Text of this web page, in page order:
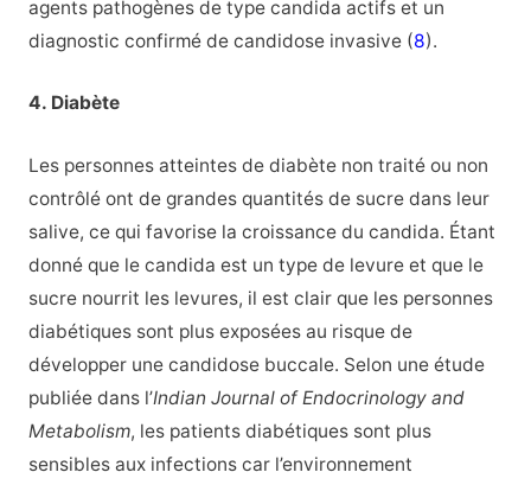
agents pathogènes de type candida actifs et un
diagnostic confirmé de candidose invasive (8).
4. Diabète
Les personnes atteintes de diabète non traité ou non
contrôlé ont de grandes quantités de sucre dans leur
salive, ce qui favorise la croissance du candida. Étant
donné que le candida est un type de levure et que le
sucre nourrit les levures, il est clair que les personnes
diabétiques sont plus exposées au risque de
développer une candidose buccale. Selon une étude
publiée dans l’Indian Journal of Endocrinology and
Metabolism, les patients diabétiques sont plus
sensibles aux infections car l’environnement